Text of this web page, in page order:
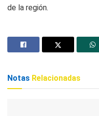
de la región.
Notas Relacionadas